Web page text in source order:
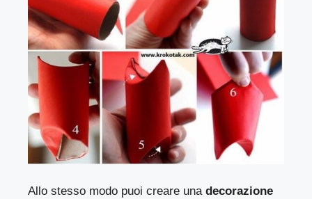
Allo stesso modo puoi creare unadecorazione